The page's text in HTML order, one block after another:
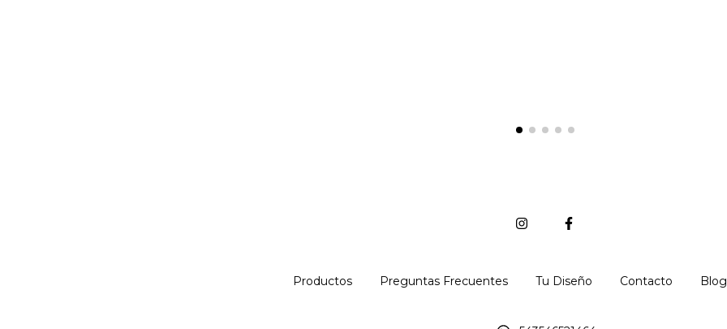
Productos Preguntas Frecuentes Tu Diseño Contacto